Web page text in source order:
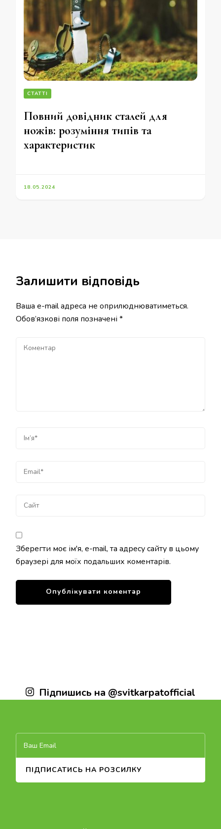
СТАТТІ
Повний довідник сталей для
ножів: розуміння типів та
характеристик
18.05.2024
Залишити відповідь
Ваша e-mail адреса не оприлюднюватиметься.
Обов’язкові поля позначені *
Зберегти моє ім'я, e-mail, та адресу сайту в цьому
браузері для моїх подальших коментарів.
Підпишись на @svitkarpatofficial